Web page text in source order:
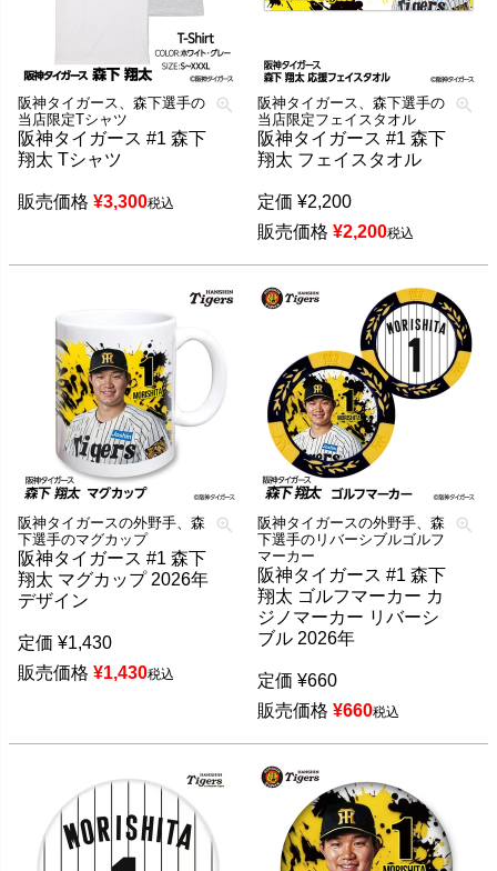
阪神タイガース、森下選手の
当店限定Tシャツ
阪神タイガース #1 森下
翔太 Tシャツ
販売価格 ¥3,300税込
阪神タイガース、森下選手の
当店限定フェイスタオル
阪神タイガース #1 森下
翔太 フェイスタオル
定価 ¥2,200
販売価格 ¥2,200税込
阪神タイガースの外野手、森
下選手のマグカップ
阪神タイガース #1 森下
翔太 マグカップ 2026年
デザイン
定価 ¥1,430
販売価格 ¥1,430税込
阪神タイガースの外野手、森
下選手のリバーシブルゴルフ
マーカー
阪神タイガース #1 森下
翔太 ゴルフマーカー カ
ジノマーカー リバーシ
ブル 2026年
定価 ¥660
販売価格 ¥660税込